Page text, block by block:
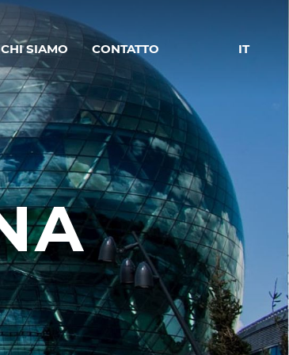
CHI SIAMO CONTATTO IT